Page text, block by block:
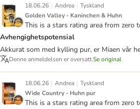
18.06.26 | Andrea | Tyskland
Golden Valley - Kaninchen & Huhn
This is a stars rating area from zero
Avhengighetspotensial
Akkurat som med kylling pur, er Miaen vår
Denne anmeldelsen er oversatt.Se original
18.06.26 | Andrea | Tyskland
Wide Country - Huhn pur
This is a stars rating area from zero